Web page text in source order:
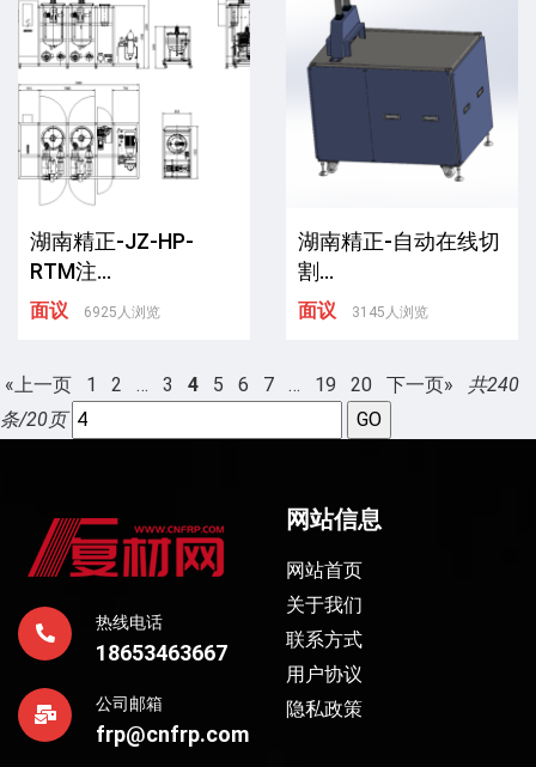
湖南精正-JZ-HP-
RTM注...
面议 6925人浏览
湖南精正-自动在线切
割...
面议 3145人浏览
«上一页 1 2 … 3 4 5 6 7 … 19 20 下一页»
共240
条/20页
热线电话
18653463667
公司邮箱
frp@cnfrp.com
网站信息
网站首页
关于我们
联系方式
用户协议
隐私政策